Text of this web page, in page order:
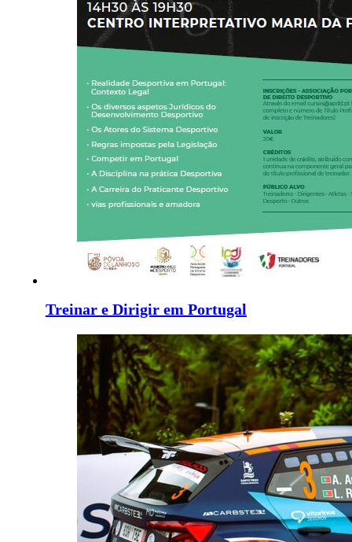
Treinar e Dirigir em Portugal